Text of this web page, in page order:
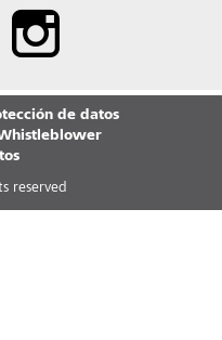
de datos
reserved